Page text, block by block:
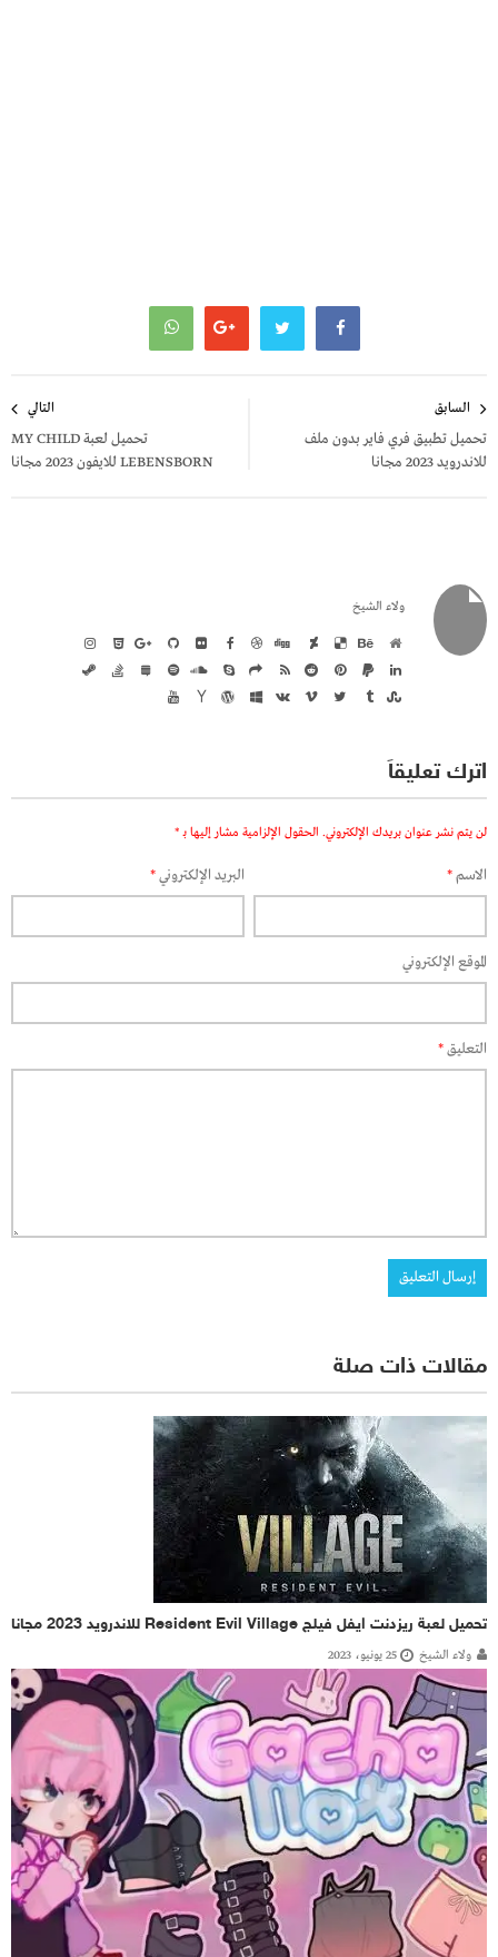
المقالات
السابق
تحميل تطبيق فري فاير بدون ملف
للاندرويد 2023 مجانا
التالي
تحميل لعبة MY CHILD
LEBENSBORN للايفون 2023 مجانا
ولاء الشيخ
اترك تعليقاً
لن يتم نشر عنوان بريدك الإلكتروني. الحقول الإلزامية مشار إليها بـ *
الاسم* البريد الإلكتروني*
الموقع الإلكتروني
التعليق*
مقالات ذات صلة
تحميل لعبة ريزدنت ايفل فيلج Resident Evil Village للاندرويد 2023 مجانا
ولاء الشيخ 25 يونيو، 2023